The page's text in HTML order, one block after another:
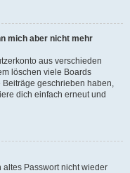
mich aber nicht mehr
aus verschieden
löschen viele Boards
geschrieben haben,
dich einfach erneut und
altes Passwort nicht wieder